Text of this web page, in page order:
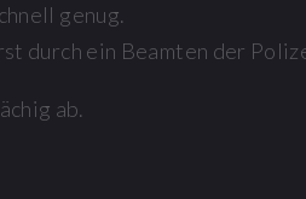
genug.
durch ein Beamten der
ab.